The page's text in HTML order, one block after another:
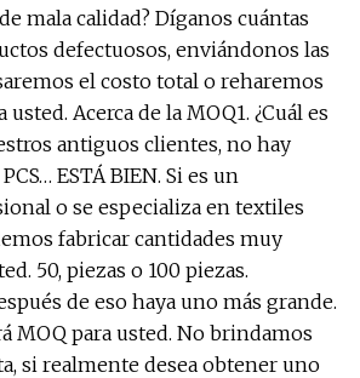
mala calidad? Díganos cuántas
defectuosos, enviándonos las
el costo total o reharemos
Acerca de la MOQ1. ¿Cuál es
antiguos clientes, no hay
ESTÁ BIEN. Si es un
o se especializa en textiles
fabricar cantidades muy
50, piezas o 100 piezas.
de eso haya uno más grande.
MOQ para usted. No brindamos
si realmente desea obtener uno